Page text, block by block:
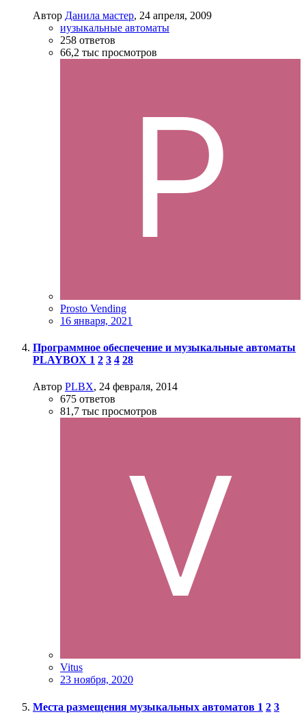
Автор Данила мастер, 24 апреля, 2009
иузыкальные автоматы
258 ответов
66,2 тыс просмотров
Prosto Vending
16 января, 2021
Программное обеспечение и музыкальные автоматы
PLAYBOX 1 2 3 4 28
Автор PLBX, 24 февраля, 2014
675 ответов
81,7 тыс просмотров
Vitus
23 ноября, 2020
Места размещения музыкальных автоматов 1 2 3